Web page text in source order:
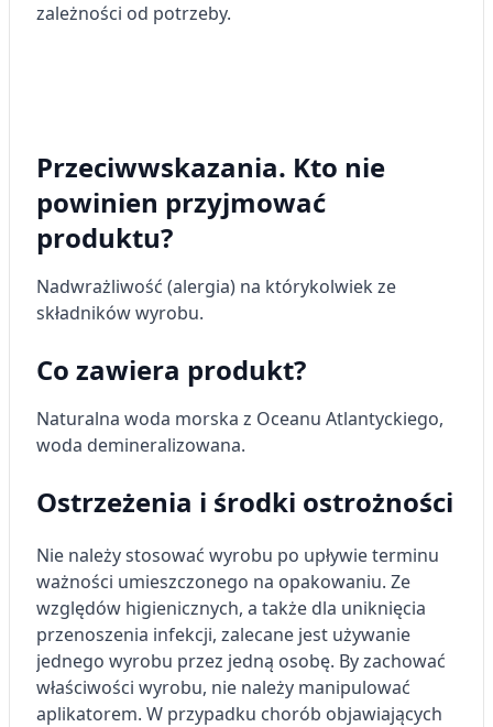
zależności od potrzeby.
Przeciwwskazania. Kto nie
powinien przyjmować
produktu?
Nadwrażliwość (alergia) na którykolwiek ze
składników wyrobu.
Co zawiera produkt?
Naturalna woda morska z Oceanu Atlantyckiego,
woda demineralizowana.
Ostrzeżenia i środki ostrożności
Nie należy stosować wyrobu po upływie terminu
ważności umieszczonego na opakowaniu. Ze
względów higienicznych, a także dla uniknięcia
przenoszenia infekcji, zalecane jest używanie
jednego wyrobu przez jedną osobę. By zachować
właściwości wyrobu, nie należy manipulować
aplikatorem. W przypadku chorób objawiających
Pomiar efektywności reklam
Rozwój i ulepszanie usług
Wykorzystywanie ograniczonych danych do
wyboru treści
Użycie dokładnych danych
geolokalizacyjnych
Identyfikowanie urządzeń na podstawie
aktywnie żądanych informacji
Cele przetwarzania inne niż IAB:
Niezbędne
Wydajność (Performance)
Reklama / śledzenie